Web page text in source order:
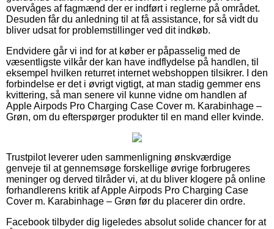
overvåges af fagmænd der er indført i reglerne på området.
Desuden får du anledning til at få assistance, for så vidt du
bliver udsat for problemstillinger ved dit indkøb.
Endvidere går vi ind for at køber er påpasselig med de
væsentligste vilkår der kan have indflydelse på handlen, til
eksempel hvilken returret internet webshoppen tilsikrer. I den
forbindelse er det i øvrigt vigtigt, at man stadig gemmer ens
kvittering, så man senere vil kunne vidne om handlen af
Apple Airpods Pro Charging Case Cover m. Karabinhage –
Grøn, om du efterspørger produkter til en mand eller kvinde.
Trustpilot leverer uden sammenligning ønskværdige
genveje til at gennemsøge forskellige øvrige forbrugeres
meninger og derved tilråder vi, at du bliver klogere på online
forhandlerens kritik af Apple Airpods Pro Charging Case
Cover m. Karabinhage – Grøn før du placerer din ordre.
Facebook tilbyder dig ligeledes absolut solide chancer for at